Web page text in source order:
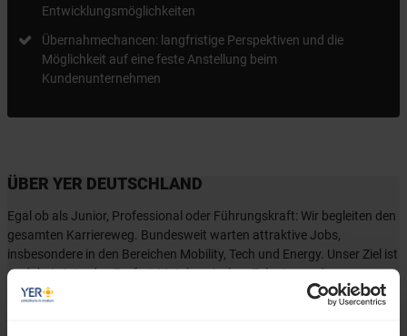
Entwicklungsmöglichkeiten
Übernahmechancen: langfristige Perspektiven und die
Möglichkeit auf eine feste Anstellung beim
Kundenunternehmen
ÜBER YER DEUTSCHLAND
Egal ob als Junior, Professional oder Führungskraft: Wir begleiten den
gesamten Karriereweg. Bundesweit warten attraktive Jobs,
insbesondere in den Bereichen Mobility, Tech und Energy. Unser Ziel ist
es dabei stets, das Perfect Match zwischen Talenten und
Unternehmen zu finden. Als Teil der YER Group wächst unser Angebot
an internationalen Services stetig weiter und eröffnet auch berufliche